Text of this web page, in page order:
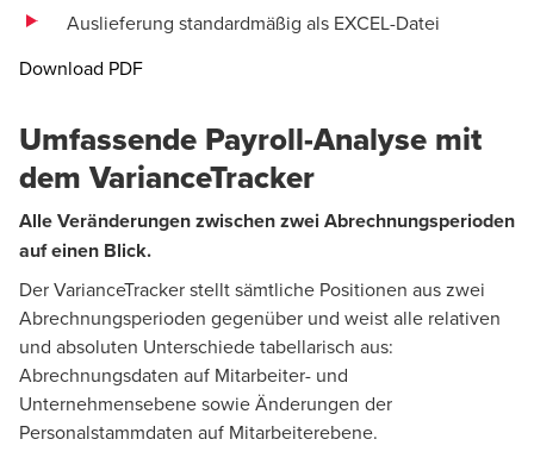
Auslieferung standardmäßig als EXCEL-Datei
Download PDFOpens in a new window/tab
Umfassende Payroll-Analyse mit
dem VarianceTracker
Alle Veränderungen zwischen zwei Abrechnungsperioden
auf einen Blick.
Der VarianceTracker stellt sämtliche Positionen aus zwei
Abrechnungsperioden gegenüber und weist alle relativen
und absoluten Unterschiede tabellarisch aus:
Abrechnungsdaten auf Mitarbeiter- und
Unternehmensebene sowie Änderungen der
Personalstammdaten auf Mitarbeiterebene.